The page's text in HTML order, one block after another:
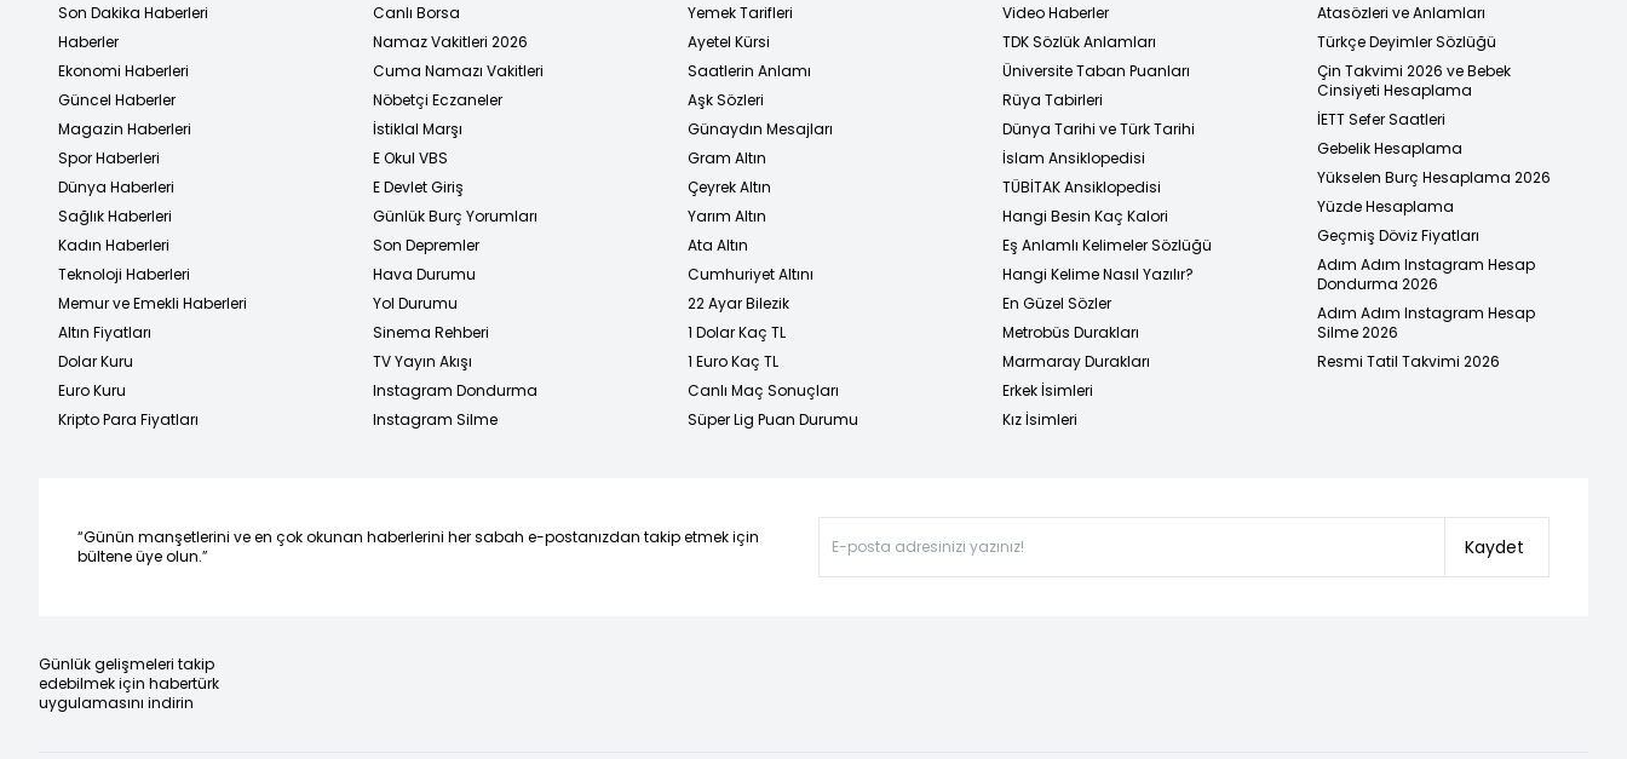
Son Dakika Haberleri
Haberler
Ekonomi Haberleri
Güncel Haberler
Magazin Haberleri
Spor Haberleri
Dünya Haberleri
Sağlık Haberleri
Kadın Haberleri
Teknoloji Haberleri
Memur ve Emekli Haberleri
Altın Fiyatları
Dolar Kuru
Euro Kuru
Kripto Para Fiyatları
Canlı Borsa
Namaz Vakitleri 2026
Cuma Namazı Vakitleri
Nöbetçi Eczaneler
İstiklal Marşı
E Okul VBS
E Devlet Giriş
Günlük Burç Yorumları
Son Depremler
Hava Durumu
Yol Durumu
Sinema Rehberi
TV Yayın Akışı
Instagram Dondurma
Instagram Silme
Yemek Tarifleri
Ayetel Kürsi
Saatlerin Anlamı
Aşk Sözleri
Günaydın Mesajları
Gram Altın
Çeyrek Altın
Yarım Altın
Ata Altın
Cumhuriyet Altını
22 Ayar Bilezik
1 Dolar Kaç TL
1 Euro Kaç TL
Canlı Maç Sonuçları
Süper Lig Puan Durumu
Video Haberler
TDK Sözlük Anlamları
Üniversite Taban Puanları
Rüya Tabirleri
Dünya Tarihi ve Türk Tarihi
İslam Ansiklopedisi
TÜBİTAK Ansiklopedisi
Hangi Besin Kaç Kalori
Eş Anlamlı Kelimeler Sözlüğü
Hangi Kelime Nasıl Yazılır?
En Güzel Sözler
Metrobüs Durakları
Marmaray Durakları
Erkek İsimleri
Kız İsimleri
Atasözleri ve Anlamları
Türkçe Deyimler Sözlüğü
Çin Takvimi 2026 ve Bebek
Cinsiyeti Hesaplama
İETT Sefer Saatleri
Gebelik Hesaplama
Yükselen Burç Hesaplama 2026
Yüzde Hesaplama
Geçmiş Döviz Fiyatları
Adım Adım Instagram Hesap
Dondurma 2026
Adım Adım Instagram Hesap
Silme 2026
Resmi Tatil Takvimi 2026
“Günün manşetlerini ve en çok okunan haberlerini her sabah e-postanızdan takip etmek için
bültene üye olun.”
Kaydet
Günlük gelişmeleri takip
edebilmek için habertürk
uygulamasını indirin